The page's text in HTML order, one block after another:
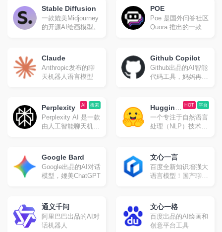
取和处理大量信息。
它利用大模型支持的
长上下文窗口来提供
高质量的搜索结果，
Stable Diffusion
一款媲美Midjourney
的开源AI绘画模型。
POE
Poe 是国外问答社区
Quora 推出的一款整
免翻使用多种聊天机
器人。GPT-4 和
Claude+每天有免费
额度。
Claude
Anthropic发布的聊
天机器人语言模型
Github Copilot
Github出品的AI智能
代码工具，妈妈再也
搜索
AI
Perplexity
Perplexity AI 是一款
由人工智能聊天机器
自然语言预测文字回
答查询。类似国内的
秘塔搜
平台
HOT
Hugging
Face
一个专注于自然语言
处理（NLP）技术的
Google Bard
Google出品的AI对话
模型，媲美ChatGPT
文心一言
百度全新知识增强大
语言模型！国产聊天
通义千问
阿里巴巴出品的AI对
话机器人
文心一格
百度出品的AI绘画和
创意平台工具